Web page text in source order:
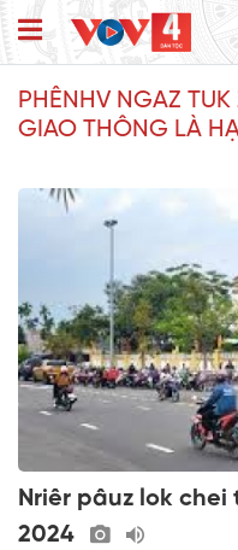
PHÊNHV NGAZ
GIAO THÔNG LÀ
Nriêr pâuz lok
2024